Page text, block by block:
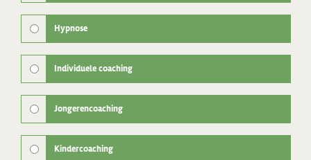
Hypnose
Individuele coaching
Jongerencoaching
Kindercoaching